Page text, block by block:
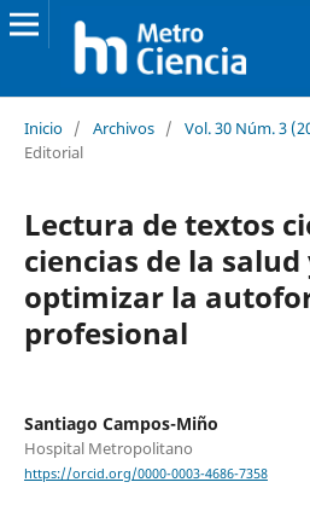
Inicio / Archivos / Vol. 30 Núm. 3
Editorial
Lectura de textos
ciencias de la salud
optimizar la
profesional
Santiago Campos-Miño
Hospital Metropolitano
https://orcid.org/0000-0003-4686-7358